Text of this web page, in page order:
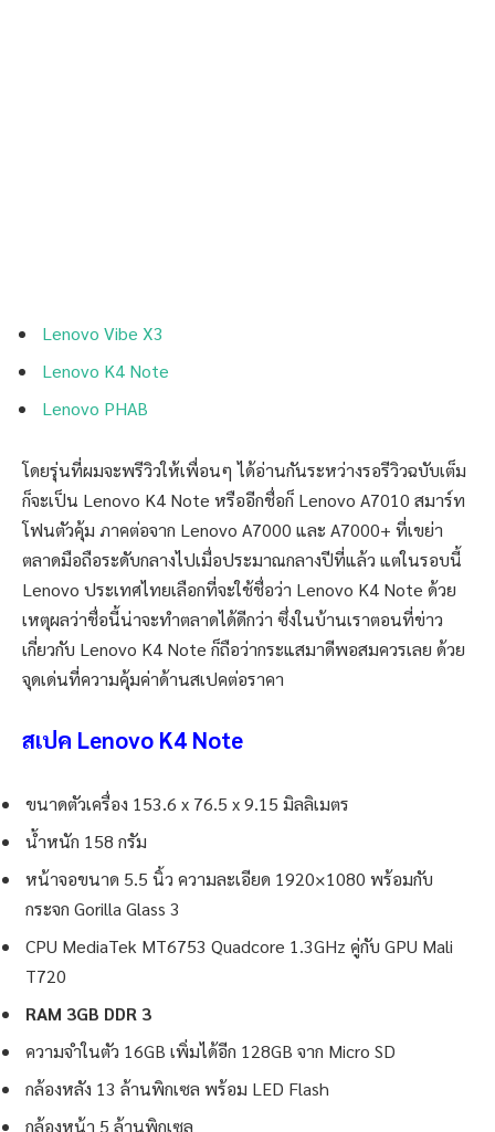
Lenovo Vibe X3
Lenovo K4 Note
Lenovo PHAB
โดยรุ่นที่ผมจะพรีวิวให้เพื่อนๆ ได้อ่านกันระหว่างรอรีวิวฉบับเต็ม
ก็จะเป็น Lenovo K4 Note หรืออีกชื่อก็ Lenovo A7010 สมาร์ท
โฟนตัวคุ้ม ภาคต่อจาก Lenovo A7000 และ A7000+ ที่เขย่า
ตลาดมือถือระดับกลางไปเมื่อประมาณกลางปีที่แล้ว แต่ในรอบนี้
Lenovo ประเทศไทยเลือกที่จะใช้ชื่อว่า Lenovo K4 Note ด้วย
เหตุผลว่าชื่อนี้น่าจะทำตลาดได้ดีกว่า ซึ่งในบ้านเราตอนที่ข่าว
เกี่ยวกับ Lenovo K4 Note ก็ถือว่ากระแสมาดีพอสมควรเลย ด้วย
จุดเด่นที่ความคุ้มค่าด้านสเปคต่อราคา
สเปค Lenovo K4 Note
ขนาดตัวเครื่อง 153.6 x 76.5 x 9.15 มิลลิเมตร
น้ำหนัก 158 กรัม
หน้าจอขนาด 5.5 นิ้ว ความละเอียด 1920×1080 พร้อมกับ
กระจก Gorilla Glass 3
CPU MediaTek MT6753 Quadcore 1.3GHz คู่กับ GPU Mali
T720
RAM 3GB DDR 3
ความจำในตัว 16GB เพิ่มได้อีก 128GB จาก Micro SD
กล้องหลัง 13 ล้านพิกเซล พร้อม LED Flash
กล้องหน้า 5 ล้านพิกเซล